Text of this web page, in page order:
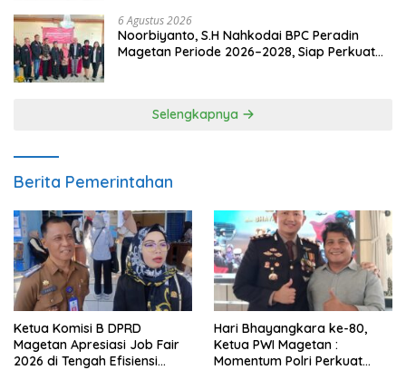
6 Agustus 2026
Noorbiyanto, S.H Nahkodai BPC Peradin
Magetan Periode 2026–2028, Siap Perkuat
Selengkapnya
Berita Pemerintahan
Ketua Komisi B DPRD
Magetan Apresiasi Job Fair
2026 di Tengah Efisiensi
Hari Bhayangkara ke-80,
Ketua PWI Magetan :
Momentum Polri Perkuat